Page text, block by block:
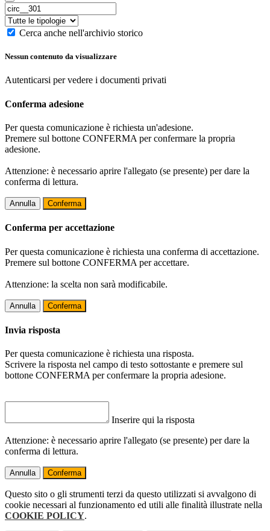
Cerca anche nell'archivio storico
Nessun contenuto da visualizzare
Autenticarsi per vedere i documenti privati
Conferma adesione
Per questa comunicazione è richiesta un'adesione.
Premere sul bottone CONFERMA per confermare la propria
adesione.
Attenzione: è necessario aprire l'allegato (se presente) per dare la
conferma di lettura.
Annulla Conferma
Conferma per accettazione
Per questa comunicazione è richiesta una conferma di accettazione.
Premere sul bottone CONFERMA per accettare.
Attenzione: la scelta non sarà modificabile.
Annulla Conferma
Invia risposta
Per questa comunicazione è richiesta una risposta.
Scrivere la risposta nel campo di testo sottostante e premere sul
bottone CONFERMA per confermare la propria adesione.
Inserire qui la risposta
Attenzione: è necessario aprire l'allegato (se presente) per dare la
conferma di lettura.
Annulla Conferma
Questo sito o gli strumenti terzi da questo utilizzati si avvalgono di
cookie necessari al funzionamento ed utili alle finalità illustrate nella
COOKIE POLICY.